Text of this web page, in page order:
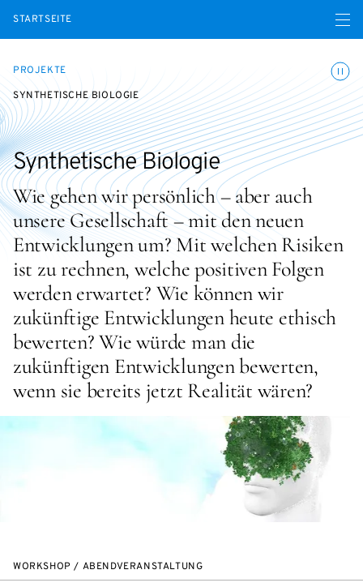
STARTSEITE Menü
PROJEKTE
SYNTHETISCHE BIOLOGIE
Synthetische Biologie
Wie gehen wir persönlich – aber auch
unsere Gesellschaft – mit den neuen
Entwicklungen um? Mit welchen Risiken
ist zu rechnen, welche positiven Folgen
werden erwartet? Wie können wir
zukünftige Entwicklungen heute ethisch
bewerten? Wie würde man die
zukünftigen Entwicklungen bewerten,
wenn sie bereits jetzt Realität wären?
WORKSHOP / ABENDVERANSTALTUNG